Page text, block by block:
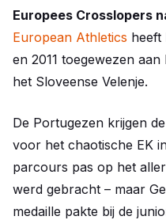
Europees Crosslopers
European Athletics heeft
en 2011 toegewezen
het Sloveense Velenje.
De Portugezen krijgen
voor het chaotische EK
parcours pas op het
werd gebracht – maar
medaille pakte bij de